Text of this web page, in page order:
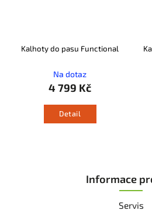
Kalhoty do pasu Functional
Na dotaz
4 799 Kč
Detail
Informace
Servis